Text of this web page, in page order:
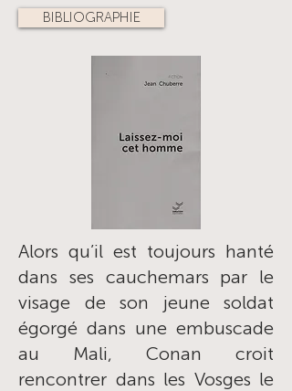
BIBLIOGRAPHIE
Alors qu’il est toujours hanté
dans ses cauchemars par le
visage de son jeune soldat
égorgé dans une embuscade
au Mali, Conan croit
rencontrer dans les Vosges le